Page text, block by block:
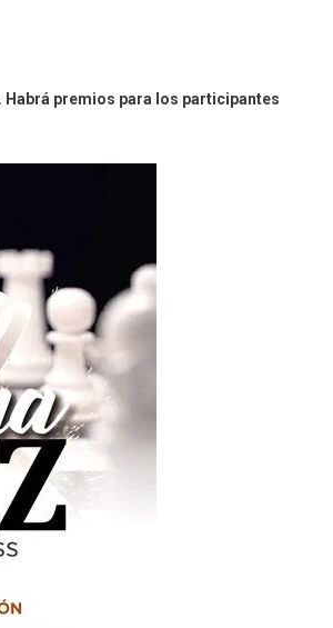
Habrá premios para los participantes